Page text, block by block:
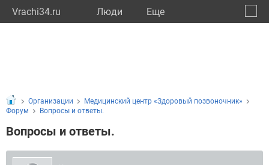
Vrachi34.ru Люди Eще
Организации
Медицинский центр «Здоровый позвоночник»
Форум
Вопросы и ответы.
Вопросы и ответы.